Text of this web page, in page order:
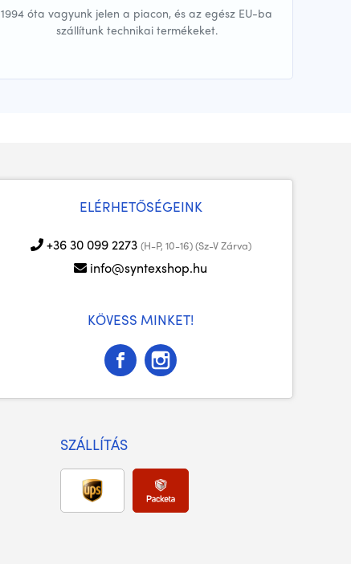
1994 óta vagyunk jelen a piacon, és az egész EU-ba
szállítunk technikai termékeket.
ELÉRHETŐSÉGEINK
+36 30 099 2273 (H-P, 10-16) (Sz-V Zárva)
info@syntexshop.hu
KÖVESS MINKET!
SZÁLLÍTÁS